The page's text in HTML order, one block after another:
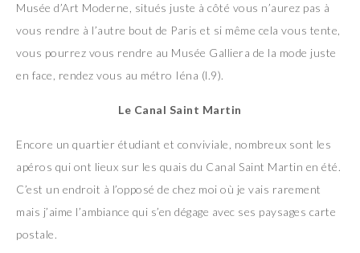
Musée d’Art Moderne, situés juste à côté vous n’aurez pas à
vous rendre à l’autre bout de Paris et si même cela vous tente,
vous pourrez vous rendre au Musée Galliera de la mode juste
en face, rendez vous au métro Iéna (l.9).
Le Canal Saint Martin
Encore un quartier étudiant et conviviale, nombreux sont les
apéros qui ont lieux sur les quais du Canal Saint Martin en été.
C’est un endroit à l’opposé de chez moi où je vais rarement
mais j’aime l’ambiance qui s’en dégage avec ses paysages carte
postale.